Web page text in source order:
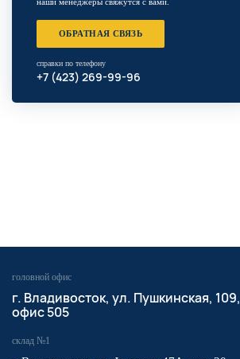
ОБРАТНАЯ СВЯЗЬ
справки по телефону
+7 (423) 269-99-96
головной офис
​г. Владивосток, ул. Пушкинская, 109,
офис 505
склад №1